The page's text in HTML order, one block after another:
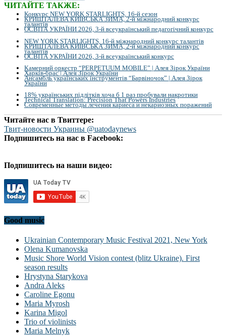
ЧИТАЙТЕ ТАКЖЕ:
Конкурс NEW YORK STARLIGHTS, 16-й сезон
КРИШТАЛЕВА КИЇВСЬКА ЗИМА, 2-й міжнародний конкурс
талантів
ОСВІТА УКРАЇНИ 2026, 3-й всеукраїнський педагогічний конкурс
NEW YORK STARLIGHTS, 16-й міжнародний конкурс талантів
КРИШТАЛЕВА КИЇВСЬКА ЗИМА, 2-й міжнародний конкурс
талантів
ОСВІТА УКРАЇНИ 2026, 3-й всеукраїнський конкурс
Камерний оркестр “PERPETUUM MOBILE” | Алея Зірок України
Харків-брас | Алея Зірок України
Ансамбль українських інструментів “Барвіночок” | Алея Зірок
України
18% українських підлітків хоча б 1 раз пробували накротики
Technical Translation: Precision That Powers Industries
Современные методы лечения кариеса и некариозных поражений
Читайте нас в Твиттере:
Твит-новости Украины @uatodaynews
Подпишитесь на нас в Facebook:
Подпишитесь на наши видео:
Good music
Ukrainian Contemporary Music Festival 2021, New York
Olena Kumanovska
Music Shore World Vision contest (blitz Ukraine). First
season results
Hrystyna Starykova
Andra Aleks
Caroline Egonu
Maria Myrosh
Karina Migol
Trio of violinists
Maria Melnyk